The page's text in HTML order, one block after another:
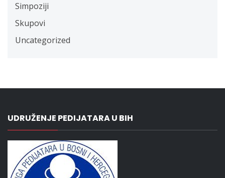
Simpoziji
Skupovi
Uncategorized
UDRUŽENJE PEDIJATARA U BIH